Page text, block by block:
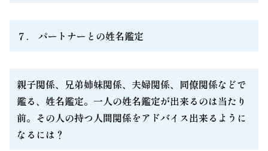
７. パートナーとの姓名鑑定
親子関係、兄弟姉妹関係、夫婦関係、同僚関係などで
鑑る、姓名鑑定。一人の姓名鑑定が出来るのは当たり
前。その人の持つ人間関係をアドバイス出来るように
なるには？